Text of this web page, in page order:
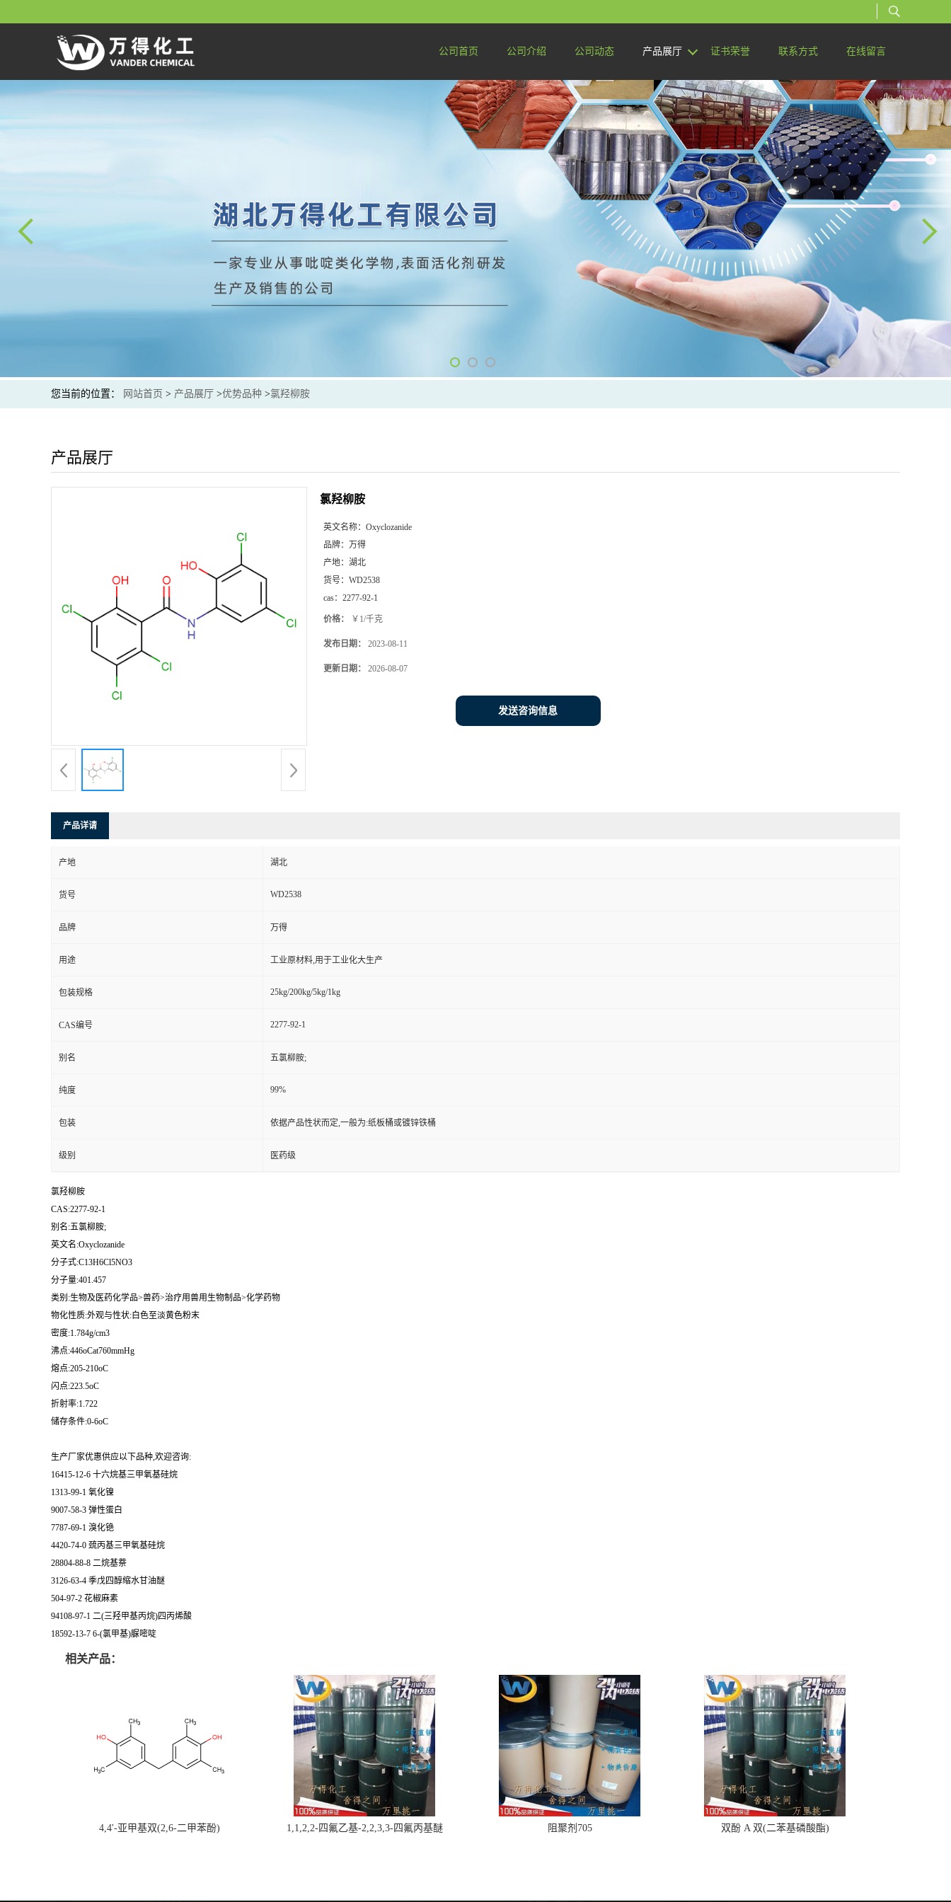
公司首页 公司介绍 公司动态 产品展厅 证书荣誉 联系方式 在线留言
您当前的位置： 网站首页 > 产品展厅 >优势品种 >氯羟柳胺
产品展厅
氯羟柳胺
英文名称： Oxyclozanide
品牌： 万得
产地： 湖北
货号： WD2538
cas： 2277-92-1
价格： ￥1/千克
发布日期： 2023-08-11
更新日期： 2026-08-07
发送咨询信息
产品详请
产地 湖北
货号 WD2538
品牌 万得
用途 工业原材料,用于工业化大生产
包装规格 25kg/200kg/5kg/1kg
CAS编号 2277-92-1
别名 五氯柳胺;
纯度 99%
包装 依据产品性状而定,一般为:纸板桶或镀锌铁桶
级别 医药级
氯羟柳胺
CAS:2277-92-1
别名:五氯柳胺;
英文名:Oxyclozanide
分子式:C13H6Cl5NO3
分子量:401.457
类别:生物及医药化学品>兽药>治疗用兽用生物制品>化学药物
物化性质:外观与性状:白色至淡黄色粉末
密度:1.784g/cm3
沸点:446oCat760mmHg
熔点:205-210oC
闪点:223.5oC
折射率:1.722
储存条件:0-6oC
生产厂家优惠供应以下品种,欢迎咨询:
16415-12-6 十六烷基三甲氧基硅烷
1313-99-1 氧化镍
9007-58-3 弹性蛋白
7787-69-1 溴化铯
4420-74-0 巯丙基三甲氧基硅烷
28804-88-8 二烷基萘
3126-63-4 季戊四醇缩水甘油醚
504-97-2 花椒麻素
94108-97-1 二(三羟甲基丙烷)四丙烯酸
18592-13-7 6-(氯甲基)脲嘧啶
相关产品：
4,4'-亚甲基双(2,6-二甲苯酚) 1,1,2,2-四氟乙基-2,2,3,3-四氟丙基醚 阻聚剂705 双酚 A 双(二苯基磷酸酯)